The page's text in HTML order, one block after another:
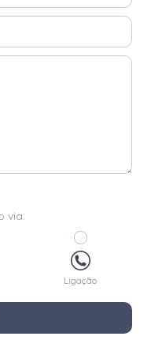
via:
Ligação